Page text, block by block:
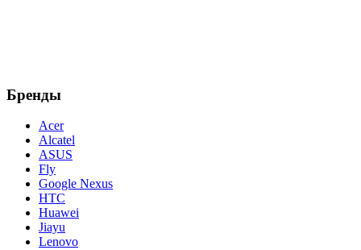
Бренды
Acer
Alcatel
ASUS
Fly
Google Nexus
HTC
Huawei
Jiayu
Lenovo